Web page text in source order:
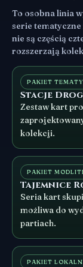
To osobna linia
serie
nie są częścią
rozszerzają
PAKIET
Stacje
Zestaw kart
kolekcji.
PAKIET
Tajemnice
Seria kart
możliwa do
partiach.
PAKIET